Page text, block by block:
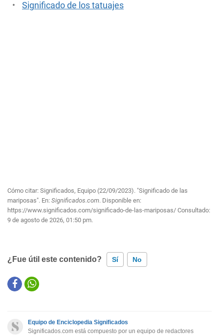
Significado de los tatuajes
Cómo citar: Significados, Equipo (22/09/2023). "Significado de las
mariposas". En: Significados.com. Disponible en:
https://www.significados.com/significado-de-las-mariposas/ Consultado:
9 de agosto de 2026, 01:50 pm.
¿Fue útil este contenido? Sí No
Este contenido contiene información incorrecta
Otro
Equipo de Enciclopedia Significados
Significados.com está compuesto por un equipo de redactores